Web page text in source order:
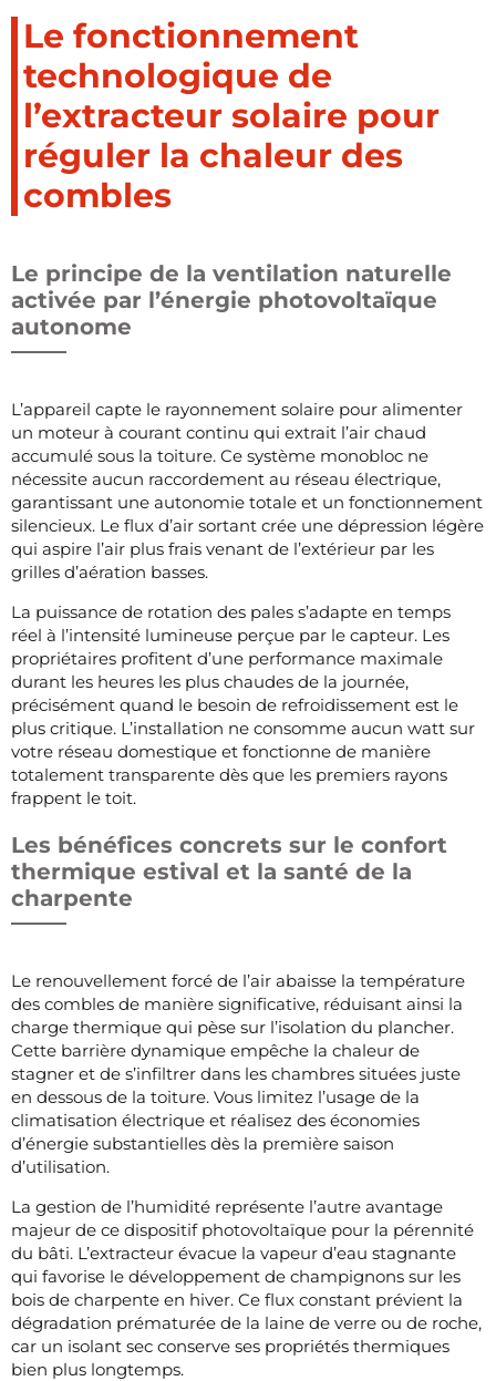
Le fonctionnement
technologique de
l’extracteur solaire pour
réguler la chaleur des
combles
Le principe de la ventilation naturelle
activée par l’énergie photovoltaïque
autonome
L’appareil capte le rayonnement solaire pour alimenter
un moteur à courant continu qui extrait l’air chaud
accumulé sous la toiture. Ce système monobloc ne
nécessite aucun raccordement au réseau électrique,
garantissant une autonomie totale et un fonctionnement
silencieux. Le flux d’air sortant crée une dépression légère
qui aspire l’air plus frais venant de l’extérieur par les
grilles d’aération basses.
La puissance de rotation des pales s’adapte en temps
réel à l’intensité lumineuse perçue par le capteur. Les
propriétaires profitent d’une performance maximale
durant les heures les plus chaudes de la journée,
précisément quand le besoin de refroidissement est le
plus critique. L’installation ne consomme aucun watt sur
votre réseau domestique et fonctionne de manière
totalement transparente dès que les premiers rayons
frappent le toit.
Les bénéfices concrets sur le confort
thermique estival et la santé de la
charpente
Le renouvellement forcé de l’air abaisse la température
des combles de manière significative, réduisant ainsi la
charge thermique qui pèse sur l’isolation du plancher.
Cette barrière dynamique empêche la chaleur de
stagner et de s’infiltrer dans les chambres situées juste
en dessous de la toiture. Vous limitez l’usage de la
climatisation électrique et réalisez des économies
d’énergie substantielles dès la première saison
d’utilisation.
La gestion de l’humidité représente l’autre avantage
majeur de ce dispositif photovoltaïque pour la pérennité
du bâti. L’extracteur évacue la vapeur d’eau stagnante
qui favorise le développement de champignons sur les
bois de charpente en hiver. Ce flux constant prévient la
dégradation prématurée de la laine de verre ou de roche,
car un isolant sec conserve ses propriétés thermiques
bien plus longtemps.